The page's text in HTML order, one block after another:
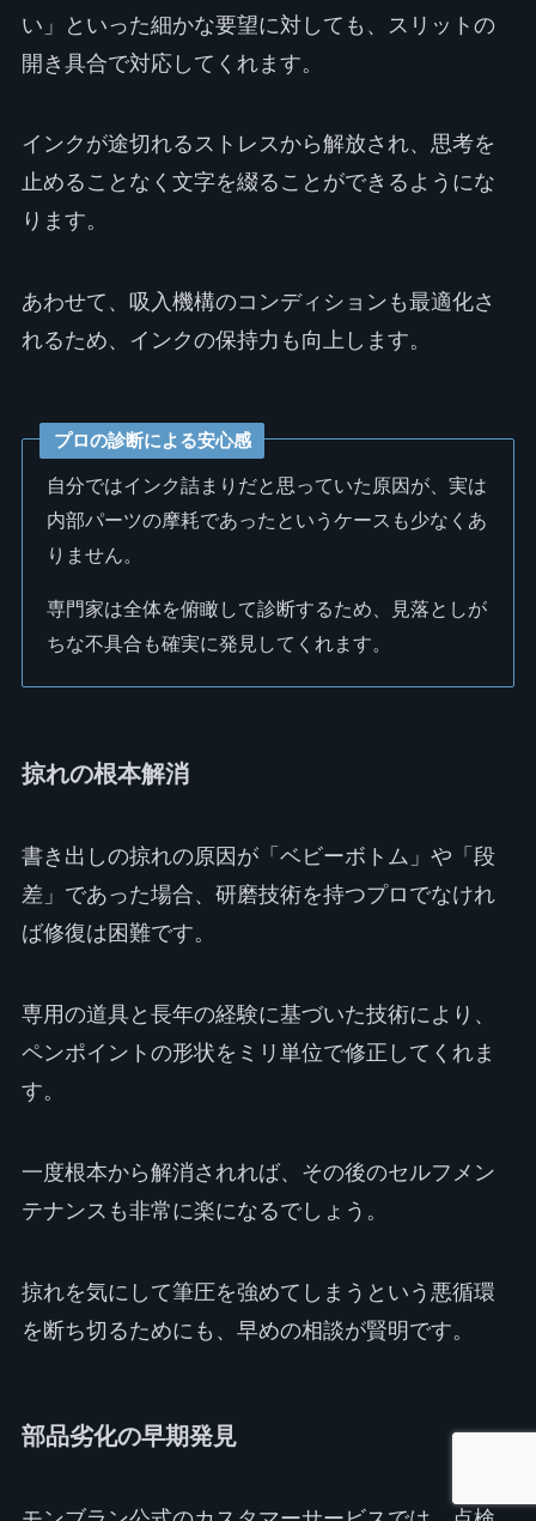
い」といった細かな要望に対しても、スリットの
開き具合で対応してくれます。
インクが途切れるストレスから解放され、思考を
止めることなく文字を綴ることができるようにな
ります。
あわせて、吸入機構のコンディションも最適化さ
れるため、インクの保持力も向上します。
プロの診断による安心感
自分ではインク詰まりだと思っていた原因が、実は
内部パーツの摩耗であったというケースも少なくあ
りません。
専門家は全体を俯瞰して診断するため、見落としが
ちな不具合も確実に発見してくれます。
掠れの根本解消
書き出しの掠れの原因が「ベビーボトム」や「段
差」であった場合、研磨技術を持つプロでなけれ
ば修復は困難です。
専用の道具と長年の経験に基づいた技術により、
ペンポイントの形状をミリ単位で修正してくれま
す。
一度根本から解消されれば、その後のセルフメン
テナンスも非常に楽になるでしょう。
掠れを気にして筆圧を強めてしまうという悪循環
を断ち切るためにも、早めの相談が賢明です。
部品劣化の早期発見